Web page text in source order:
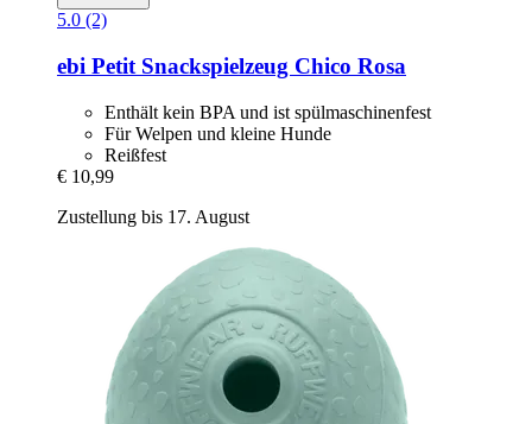
5.0 (2)
ebi Petit Snackspielzeug Chico Rosa
Enthält kein BPA und ist spülmaschinenfest
Für Welpen und kleine Hunde
Reißfest
€ 10,99
Zustellung bis 17. August